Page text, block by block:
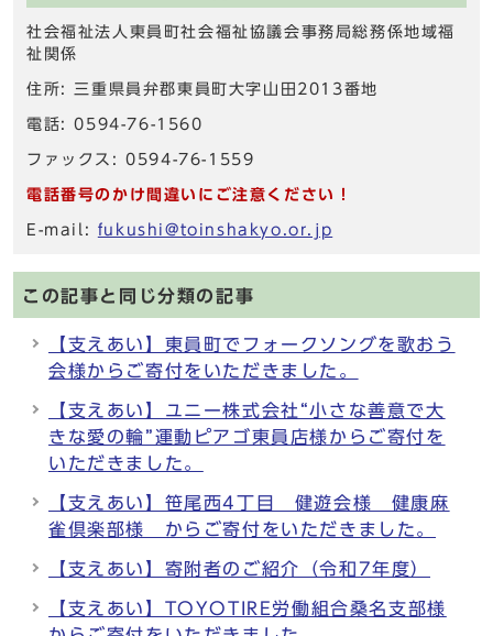
社会福祉法人東員町社会福祉協議会事務局総務係地域福
祉関係
住所: 三重県員弁郡東員町大字山田2013番地
電話: 0594-76-1560
ファックス: 0594-76-1559
電話番号のかけ間違いにご注意ください！
E-mail: fukushi@toinshakyo.or.jp
この記事と同じ分類の記事
【支えあい】東員町でフォークソングを歌おう
会様からご寄付をいただきました。
【支えあい】ユニー株式会社“小さな善意で大
きな愛の輪”運動ピアゴ東員店様からご寄付を
いただきました。
【支えあい】笹尾西4丁目 健遊会様 健康麻
雀倶楽部様 からご寄付をいただきました。
【支えあい】寄附者のご紹介（令和7年度）
【支えあい】TOYOTIRE労働組合桑名支部様